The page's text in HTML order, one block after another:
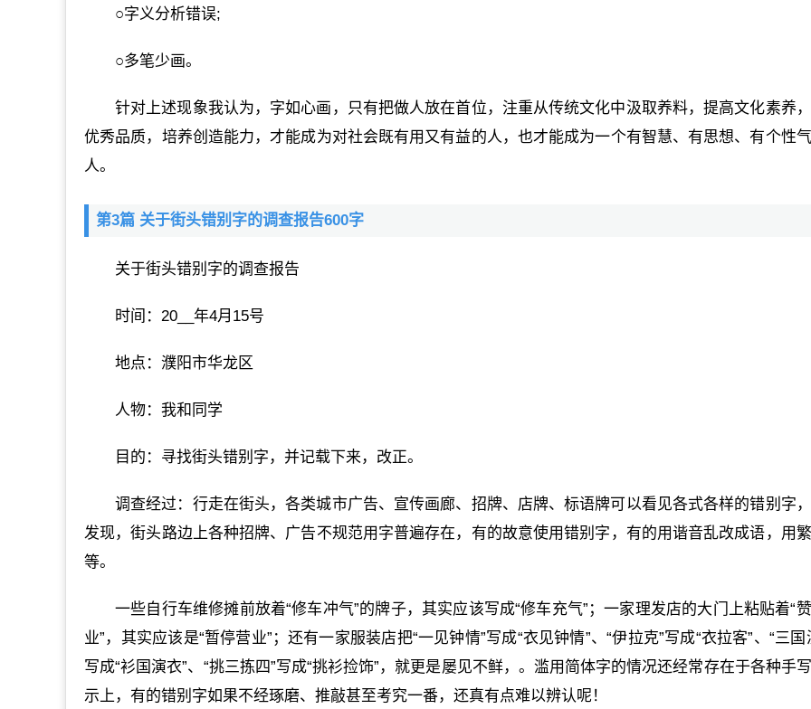
○字义分析错误;
○多笔少画。
针对上述现象我认为，字如心画，只有把做人放在首位，注重从传统文化中汲取养料，提高文化素养
优秀品质，培养创造能力，才能成为对社会既有用又有益的人，也才能成为一个有智慧、有思想、有个性
人。
第3篇 关于街头错别字的调查报告600字
关于街头错别字的调查报告
时间：20__年4月15号
地点：濮阳市华龙区
人物：我和同学
目的：寻找街头错别字，并记载下来，改正。
调查经过：行走在街头，各类城市广告、宣传画廊、招牌、店牌、标语牌可以看见各式各样的错别字
发现，街头路边上各种招牌、广告不规范用字普遍存在，有的故意使用错别字，有的用谐音乱改成语，用
等。
一些自行车维修摊前放着“修车冲气”的牌子，其实应该写成“修车充气”；一家理发店的大门上粘贴着“
业”，其实应该是“暂停营业”；还有一家服装店把“一见钟情”写成“衣见钟情”、“伊拉克”写成“衣拉客”、“三国
写成“衫国演衣”、“挑三拣四”写成“挑衫捡饰”，就更是屡见不鲜，。滥用简体字的情况还经常存在于各种手
示上，有的错别字如果不经琢磨、推敲甚至考究一番，还真有点难以辨认呢！